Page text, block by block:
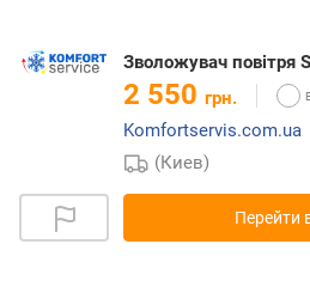
Зволожувач повітря
2 550 грн.
Komfortservis.com.ua
(Киев)
Перейти